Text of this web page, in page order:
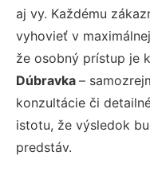
aj vy. Každému
vyhovieť v
že osobný prístup je
Dúbravka –
konzultácie či
istotu, že výsledok
predstáv.